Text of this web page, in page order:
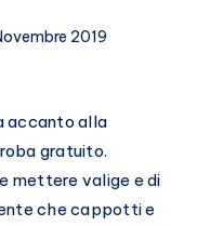
2019
accanto alla
gratuito.
mettere valige e di
che cappotti e